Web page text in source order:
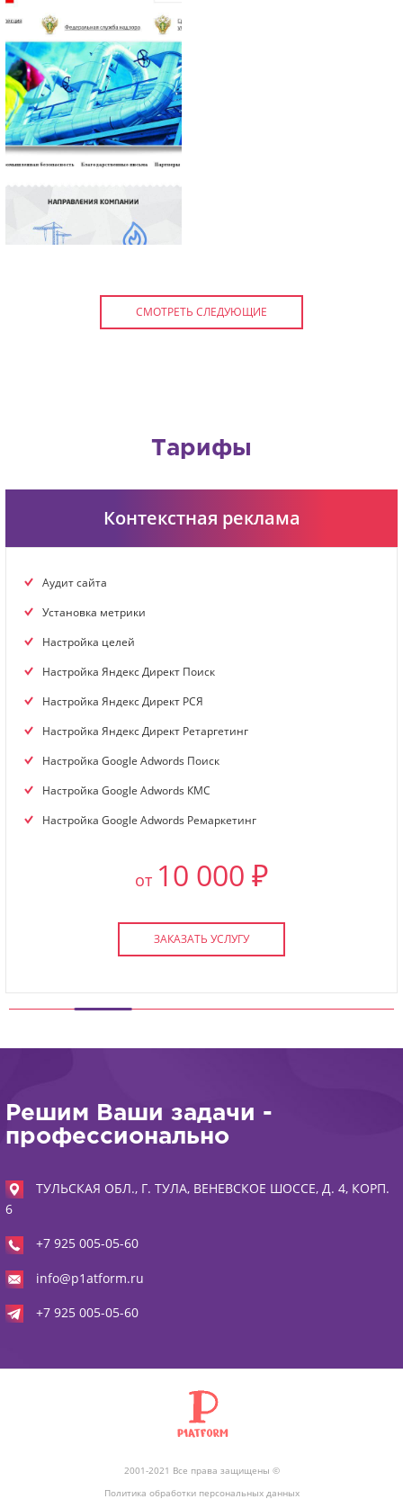
СМОТРЕТЬ СЛЕДУЮЩИЕ
Тарифы
Контекстная реклама
Аудит сайта
Установка метрики
Настройка целей
Настройка Яндекс Директ Поиск
Настройка Яндекс Директ РСЯ
Настройка Яндекс Директ Ретаргетинг
Настройка Google Adwords Поиск
Настройка Google Adwords КМС
Настройка Google Adwords Ремаркетинг
от 10 000 ₽
ЗАКАЗАТЬ УСЛУГУ
Решим Ваши задачи -
профессионально
ТУЛЬСКАЯ ОБЛ., Г. ТУЛА, ВЕНЕВСКОЕ ШОССЕ, Д. 4, КОРП.
6
+7 925 005-05-60
info@p1atform.ru
+7 925 005-05-60
2001-2021 Все права защищены ©
Политика обработки персональных данных